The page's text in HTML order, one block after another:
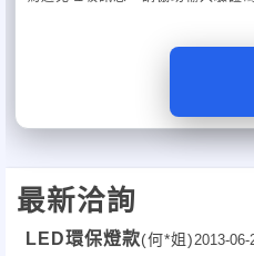
加工、金屬工藝品設計加工、金
客戶量身訂做，歡迎來電洽詢。
最新洽詢
LED環保燈款(何*姐) 2013-06-